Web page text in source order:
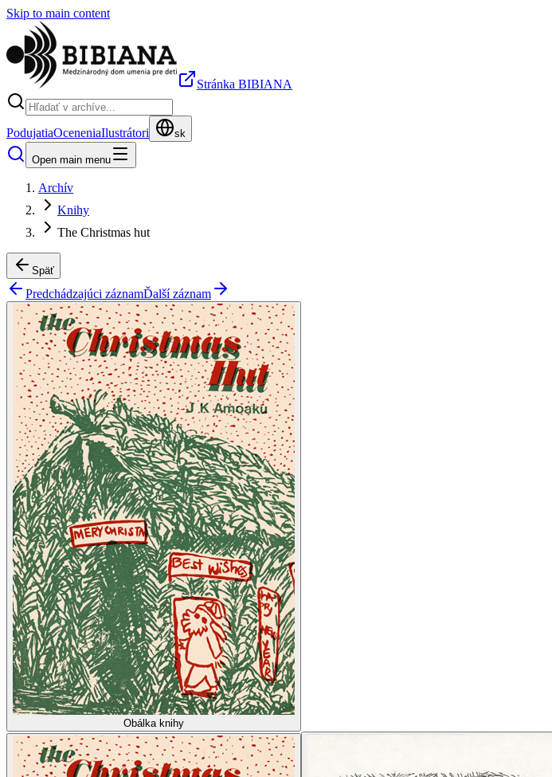
Skip to main content
Stránka BIBIANA
PodujatiaOceneniaIlustrátori sk
Open main menu
Archív
Knihy
The Christmas hut
Späť
Predchádzajúci záznamĎalší záznam
Obálka knihy